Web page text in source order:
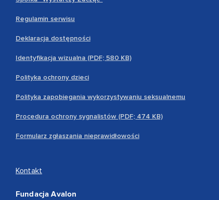
Regulamin serwisu
Deklaracja dostępności
Identyfikacja wizualna (PDF; 580 KB)
Polityka ochrony dzieci
Polityka zapobiegania wykorzystywaniu seksualnemu
Procedura ochrony sygnalistów (PDF; 474 KB)
Formularz zgłaszania nieprawidłowości
Kontakt
Fundacja Avalon